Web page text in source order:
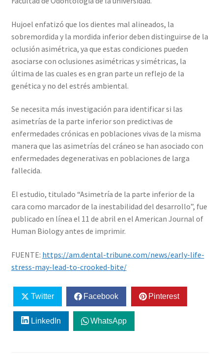
Hujoel enfatizó que los dientes mal alineados, la
sobremordida y la mordida inferior deben distinguirse de la
oclusión asimétrica, ya que estas condiciones pueden
asociarse con oclusiones asimétricas y simétricas, la
última de las cuales es en gran parte un reflejo de la
genética y no del estrés ambiental.
Se necesita más investigación para identificar si las
asimetrías de la parte inferior son predictivas de
enfermedades crónicas en poblaciones vivas de la misma
manera que las asimetrías del cráneo se han asociado con
enfermedades degenerativas en poblaciones de larga
fallecida.
El estudio, titulado “Asimetría de la parte inferior de la
cara como marcador de la inestabilidad del desarrollo”, fue
publicado en línea el 11 de abril en el American Journal of
Human Biology antes de imprimir.
FUENTE: https://am.dental-tribune.com/news/early-life-
stress-may-lead-to-crooked-bite/
Twitter Facebook Pinterest
LinkedIn WhatsApp